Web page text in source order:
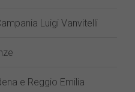
Luigi Vanvitelli
e Reggio Emilia